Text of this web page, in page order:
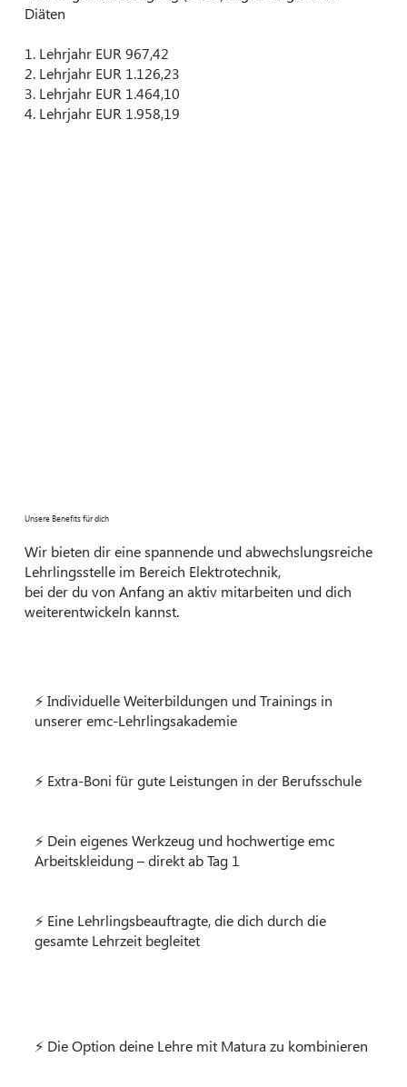
Diäten
1. Lehrjahr EUR 967,42
2. Lehrjahr EUR 1.126,23
3. Lehrjahr EUR 1.464,10
4. Lehrjahr EUR 1.958,19
Unsere Benefits für dich
Wir bieten dir eine spannende und abwechslungsreiche
Lehrlingsstelle im Bereich Elektrotechnik,
bei der du von Anfang an aktiv mitarbeiten und dich
weiterentwickeln kannst.
⚡ Individuelle Weiterbildungen und Trainings in
unserer emc-Lehrlingsakademie
⚡ Extra-Boni für gute Leistungen in der Berufsschule
⚡ Dein eigenes Werkzeug und hochwertige emc
Arbeitskleidung – direkt ab Tag 1
⚡ Eine Lehrlingsbeauftragte, die dich durch die
gesamte Lehrzeit begleitet
⚡ Die Option deine Lehre mit Matura zu kombinieren